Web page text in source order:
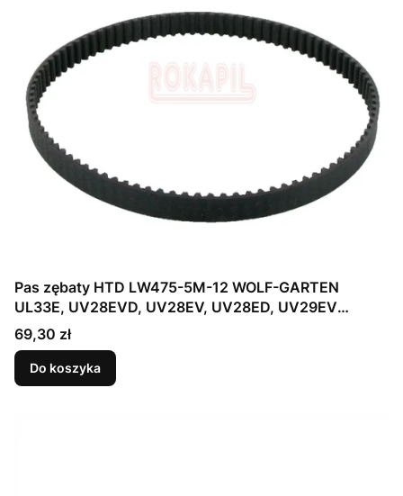
Pas zębaty HTD LW475-5M-12 WOLF-GARTEN
UL33E, UV28EVD, UV28EV, UV28ED, UV29EV
(0039009)
Cena
69,30 zł
Do koszyka